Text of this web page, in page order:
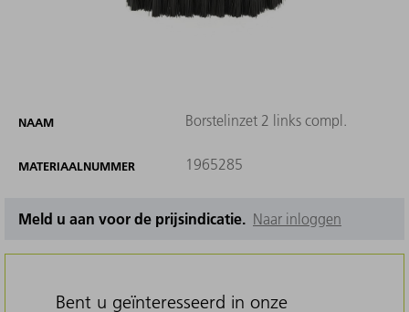
NAAM Borstelinzet 2 links compl.
MATERIAALNUMMER 1965285
Meld u aan voor de prijsindicatie. Naar inloggen
Bent u geïnteresseerd in onze